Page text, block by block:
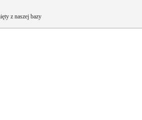
z naszej bazy